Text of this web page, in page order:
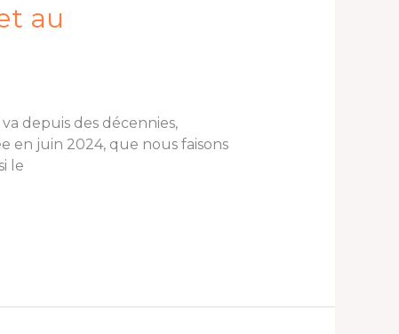
au
depuis des décennies,
en juin 2024, que nous faisons
le